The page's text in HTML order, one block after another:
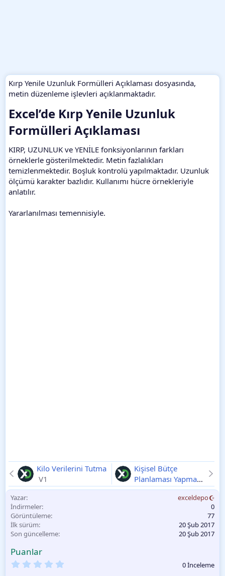
Kırp Yenile Uzunluk Formülleri Açıklaması dosyasında,
metin düzenleme işlevleri açıklanmaktadır.
Excel’de Kırp Yenile Uzunluk
Formülleri Açıklaması​
KIRP, UZUNLUK ve YENİLE fonksiyonlarının farkları
örneklerle gösterilmektedir. Metin fazlalıkları
temizlenmektedir. Boşluk kontrolü yapılmaktadır. Uzunluk
ölçümü karakter bazlıdır. Kullanımı hücre örnekleriyle
anlatılır.
Yararlanılması temennisiyle.
Kilo Verilerini Tutma
V1
Kişisel Bütçe
Planlaması Yapma
V1
Yazar
exceldepo
İndirmeler
0
Görüntüleme
77
İlk sürüm
20 Şub 2017
Son güncelleme
20 Şub 2017
Puanlar
0 İnceleme